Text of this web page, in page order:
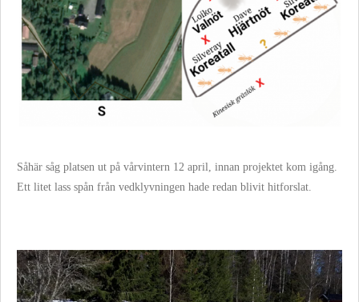
Såhär såg platsen ut på vårvintern 12 april, innan projektet kom igång.
Ett litet lass spån från vedklyvningen hade redan blivit hitforslat.